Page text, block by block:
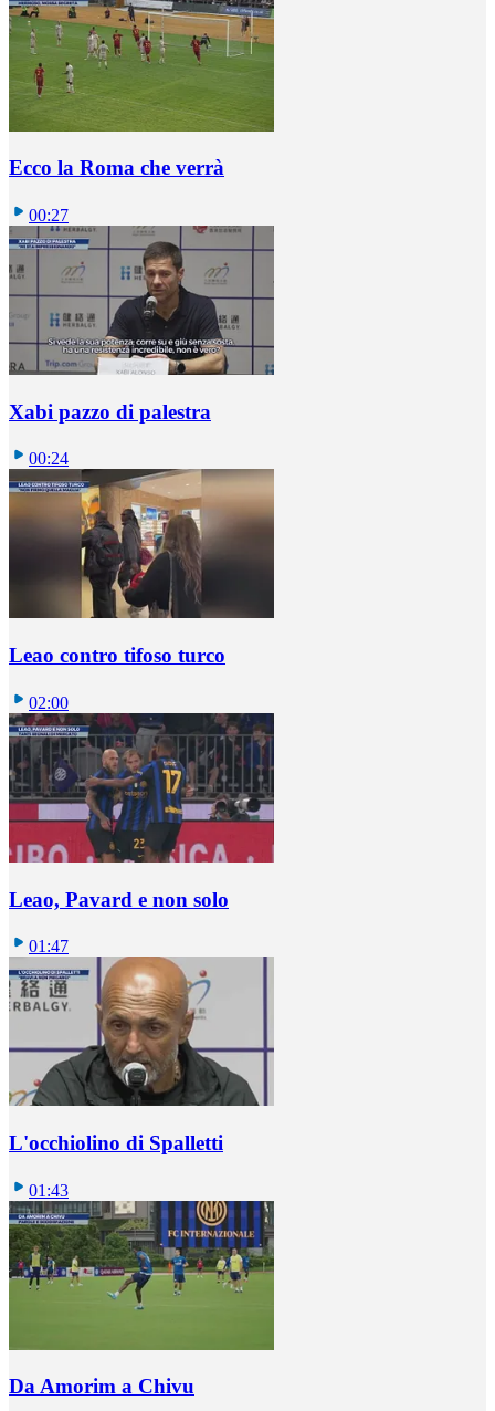
Ecco la Roma che verrà
00:27
Xabi pazzo di palestra
00:24
Leao contro tifoso turco
02:00
Leao, Pavard e non solo
01:47
L'occhiolino di Spalletti
01:43
Da Amorim a Chivu